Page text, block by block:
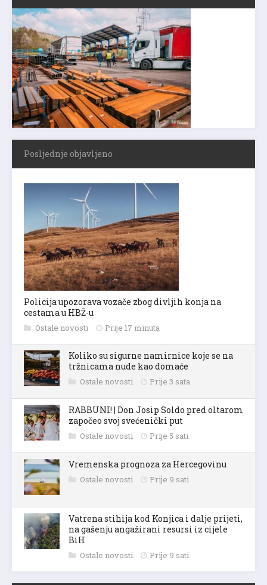
Posljednje objavljeno
Policija upozorava vozače zbog divljih konja na
cestama u HBŽ-u
Ostale novosti Prije 17 minuta
Koliko su sigurne namirnice koje se na
tržnicama nude kao domaće
Ostale novosti Prije 3 sata
RABBUNI! | Don Josip Soldo pred oltarom
započeo svoj svećenički put
Ostale novosti Prije 5 sati
Vremenska prognoza za Hercegovinu
Ostale novosti Prije 9 sati
Vatrena stihija kod Konjica i dalje prijeti,
na gašenju angažirani resursi iz cijele
BiH
Ostale novosti Prije 9 sati